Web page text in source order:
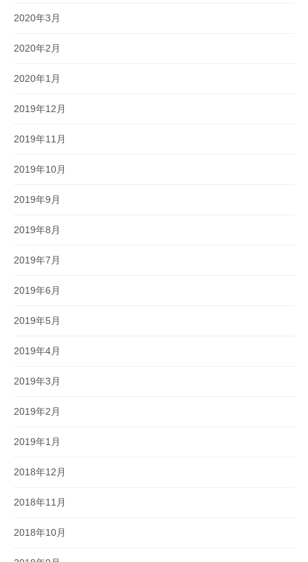
2020年3月
2020年2月
2020年1月
2019年12月
2019年11月
2019年10月
2019年9月
2019年8月
2019年7月
2019年6月
2019年5月
2019年4月
2019年3月
2019年2月
2019年1月
2018年12月
2018年11月
2018年10月